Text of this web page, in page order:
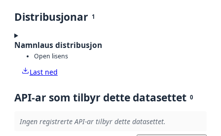
Distribusjonar 1
Namnlaus distribusjon
Open lisens
Last ned
API-ar som tilbyr dette datasettet 0
Ingen registrerte API-ar tilbyr dette datasettet.